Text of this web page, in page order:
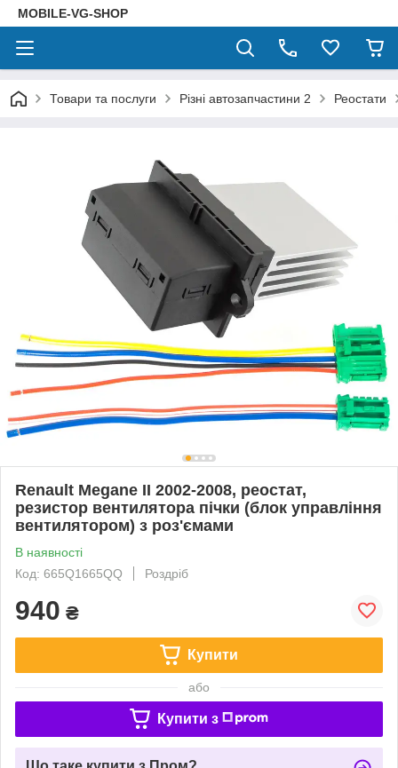
MOBILE-VG-SHOP
Товари та послуги Різні автозапчастини 2 Реостати
Renault Megane II 2002-2008, реостат,
резистор вентилятора пічки (блок управління
вентилятором) з роз'ємами
В наявності
Код: 665Q1665QQ
Роздріб
940 ₴
Купити
або
Купити з